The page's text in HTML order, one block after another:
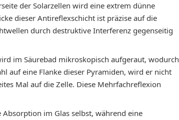
der Solarzellen wird eine extrem dünne
dieser Antireflexschicht ist präzise auf die
durch destruktive Interferenz gegenseitig
im Säurebad mikroskopisch aufgeraut, wodurch
auf eine Flanke dieser Pyramiden, wird er nicht
Mal auf die Zelle. Diese Mehrfachreflexion
im Glas selbst, während eine